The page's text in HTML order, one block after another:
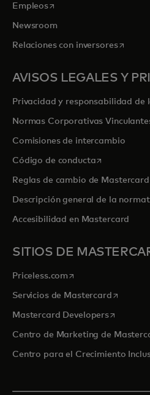
Empleosse abre en una pestaña
Newsroom
Relaciones con inversoresse abre
AVISOS LEGALES Y
Privacidad y responsabilidad de
Normas Corporativas
Comisiones de intercambio
Código de conductase abre en
Reglas de cambio de Mastercard
Descripción general de la
Accesibilidad en Mastercard
SITIOS DE
Priceless.com se abre en una
Servicios de Mastercardse abre
Mastercard Developersse abre
Centro de Marketing de
Centro para el Crecimiento